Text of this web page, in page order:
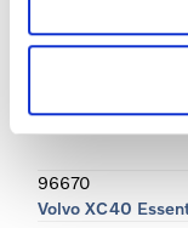
96670
Volvo XC40